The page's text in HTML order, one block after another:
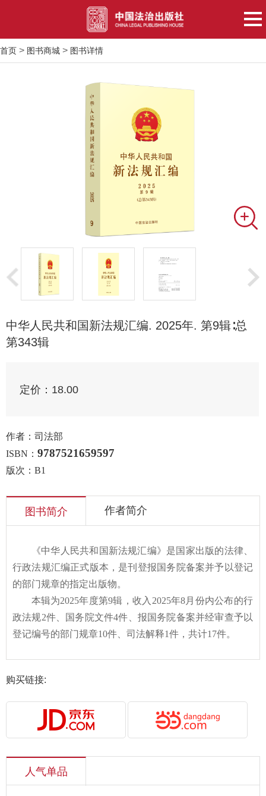
首页 > 图书商城 > 图书详情
中华人民共和国新法规汇编. 2025年. 第9辑∶总
第343辑
定价： 18.00
作者：司法部
ISBN： 9787521659597
版次：B1
图书简介 作者简介
《中华人民共和国新法规汇编》是国家出版的法律、
行政法规汇编正式版本，是刊登报国务院备案并予以登记
的部门规章的指定出版物。
本辑为2025年度第9辑，收入2025年8月份内公布的行
政法规2件、国务院文件4件、报国务院备案并经审查予以
登记编号的部门规章10件、司法解释1件，共计17件。
购买链接:
人气单品